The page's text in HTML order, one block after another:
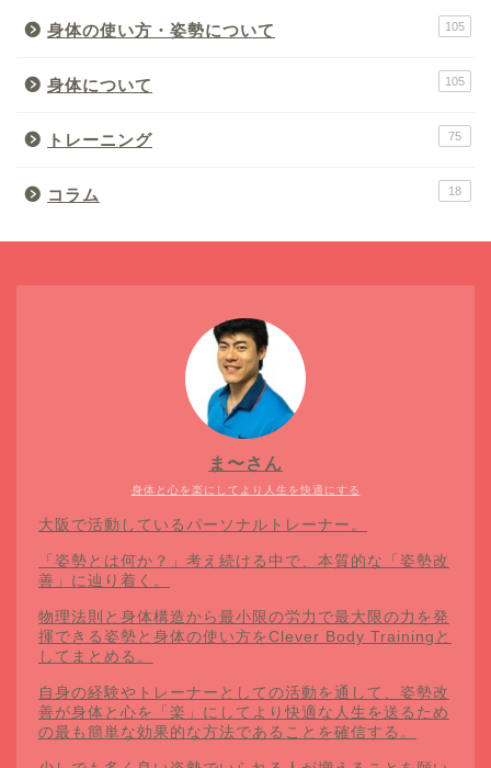
身体の使い方・姿勢について 105
身体について 105
トレーニング 75
コラム 18
身体と心を楽にしてより人生を快適にする
ま〜さん
大阪で活動しているパーソナルトレーナー。
「姿勢とは何か？」考え続ける中で、本質的な「姿勢改
善」に辿り着く。
物理法則と身体構造から最小限の労力で最大限の力を発
揮できる姿勢と身体の使い方をClever Body Trainingと
してまとめる。
自身の経験やトレーナーとしての活動を通して、姿勢改
善が身体と心を「楽」にしてより快適な人生を送るため
の最も簡単な効果的な方法であることを確信する。